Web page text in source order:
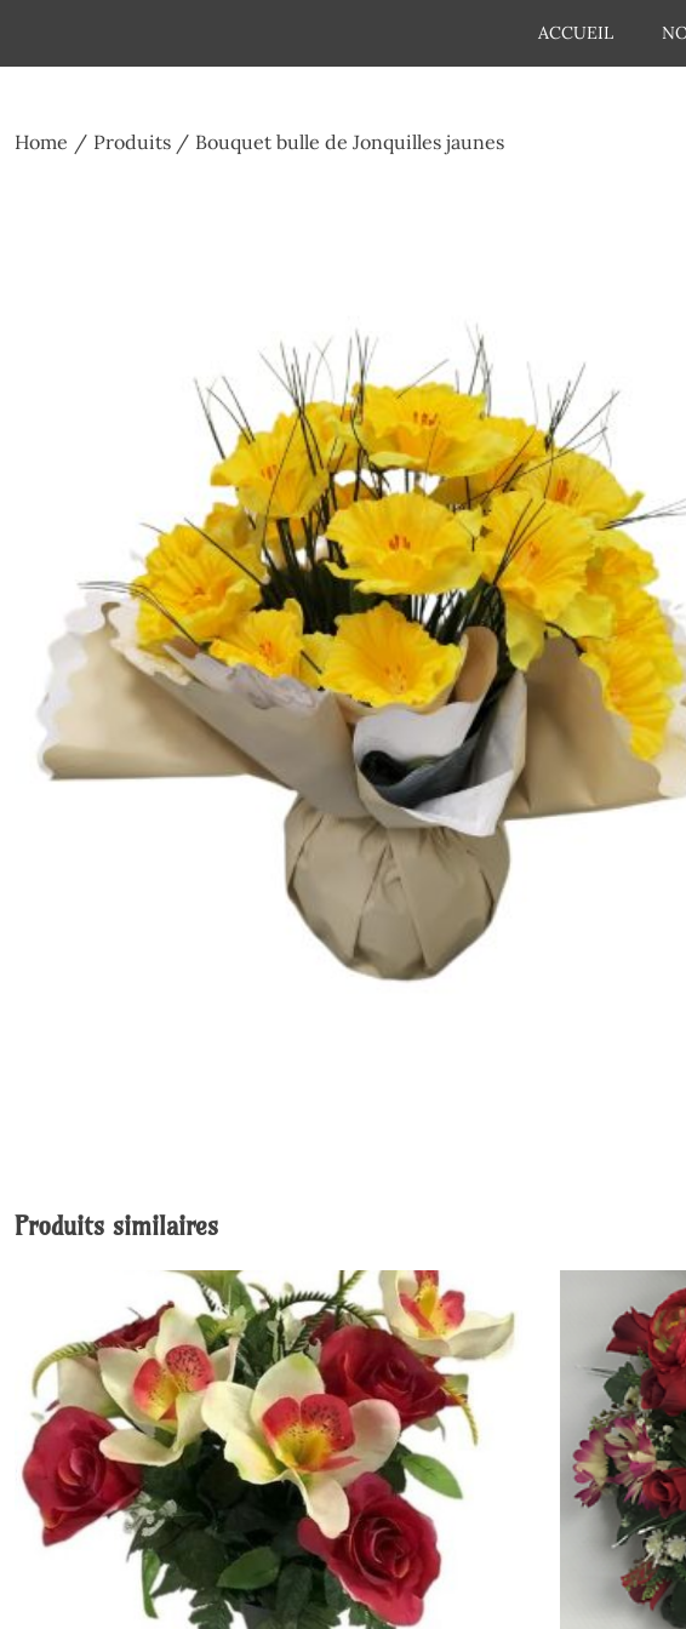
content
Espace Funéraire Michel Gardechaux
ACCUEIL
Home Produits Bouquet bulle de Jonquilles jaunes
Produits similaires